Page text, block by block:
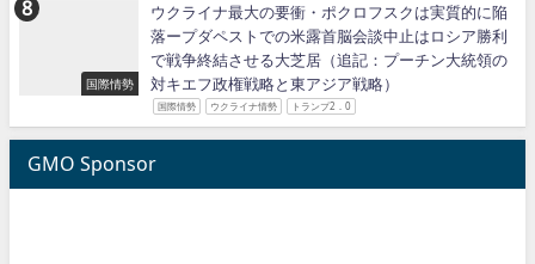
国際情勢
ウクライナ最大の要衝・ポクロフスクは実質的に陥
落ープダペストでの米露首脳会談中止はロシア勝利
で戦争終結させる大芝居（追記：プーチン大統領の
対キエフ政権戦略と東アジア戦略）
国際情勢 ウクライナ情勢 トランプ2．0
GMO Sponsor